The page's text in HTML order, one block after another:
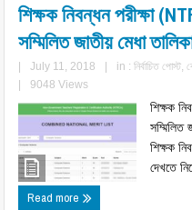
শিক্ষক নিবন্ধন পরীক্ষা
সম্মিলিত জাতীয় মেধা
July 11, 2018 in :নির্বাচিত পোস্ট,
9048 Views
শিক্ষক
সম্মিলিত
শিক্ষক
দেখতে
Read more